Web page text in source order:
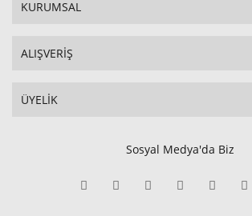
KURUMSAL
ALIŞVERİŞ
ÜYELİK
Sosyal Medya'da Biz